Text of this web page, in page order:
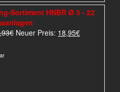
Sortiment HNBR Ø 3 - 22
€ Ursprünglicher
Neuer Preis: 18,95€Aktueller